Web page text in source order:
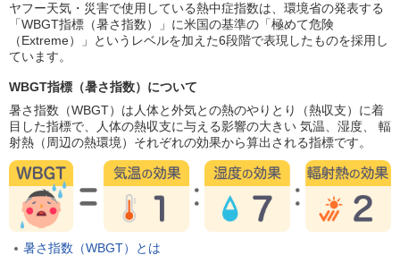
ヤフー天気・災害で使用している熱中症指数は、環境省の発表する
「WBGT指標（暑さ指数）」に米国の基準の「極めて危険
（Extreme）」というレベルを加えた6段階で表現したものを採用し
ています。
WBGT指標（暑さ指数）について
暑さ指数（WBGT）は人体と外気との熱のやりとり（熱収支）に着
目した指標で、人体の熱収支に与える影響の大きい 気温、湿度、 輻
射熱（周辺の熱環境）それぞれの効果から算出される指標です。
暑さ指数（WBGT）とは